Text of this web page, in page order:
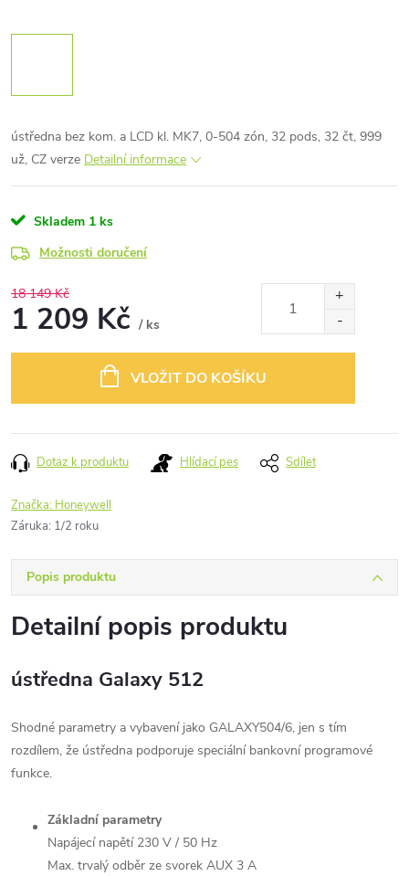
ústředna bez kom. a LCD kl. MK7, 0-504 zón, 32 pods, 32 čt, 999
už, CZ verze Detailní informace
Skladem 1 ks
Možnosti doručení
18 149 Kč
1 209 Kč / ks
VLOŽIT DO KOŠÍKU
Dotaz k produktu Hlídací pes Sdílet
Značka: Honeywell
Záruka: 1/2 roku
Popis produktu
Detailní popis produktu
ústředna Galaxy 512
Shodné parametry a vybavení jako GALAXY504/6, jen s tím
rozdílem, že ústředna podporuje speciální bankovní programové
funkce.
Základní parametry
Napájecí napětí230 V / 50 Hz
Max. trvalý odběr ze svorek AUX 3 A